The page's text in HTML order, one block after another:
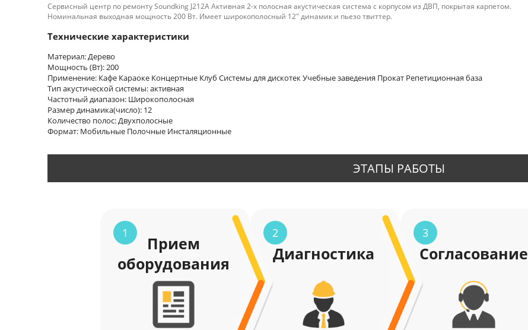
Сервисный центр по ремонту Soundking J212A Активная 2-х полосная акустическая система с корпусом из ДВП, покрытая карпетом.
Номинальная выходная мощность 200 Вт. Имеет широкополосный 12" динамик и пьезо твиттер.
Технические характеристики
Материал: Дерево
Мощность (Вт): 200
Применение: Кафе Караоке Концертные Клуб Системы для дискотек Учебные заведения Прокат Репетиционная база
Тип акустической системы: активная
Частотный диапазон: Широкополосная
Размер динамика(число): 12
Количество полос: Двухполосные
Формат: Мобильные Полочные Инсталяционные
ЭТАПЫ РАБОТЫ
1
Прием
оборудования
2
Диагностика
3
Согласование